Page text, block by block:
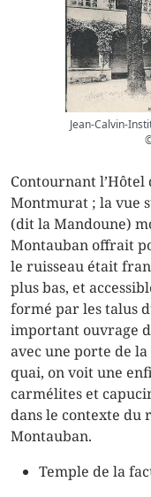
Jean-Calvin-
Contournant
Montmurat ; la vue
(dit la Mandoune)
Montauban offrait
le ruisseau était
plus bas, et
formé par les talus
important ouvrage
avec une porte de
quai, on voit une
carmélites et
dans le contexte du
Montauban.
Temple de la